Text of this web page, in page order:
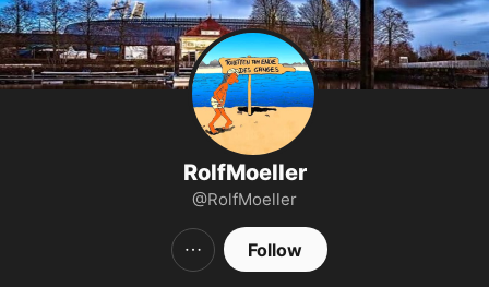
RolfMoeller
@RolfMoeller
Follow